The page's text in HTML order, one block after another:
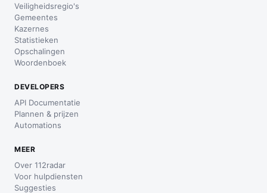
Veiligheidsregio's
Gemeentes
Kazernes
Statistieken
Opschalingen
Woordenboek
DEVELOPERS
API Documentatie
Plannen & prijzen
Automations
MEER
Over 112radar
Voor hulpdiensten
Suggesties